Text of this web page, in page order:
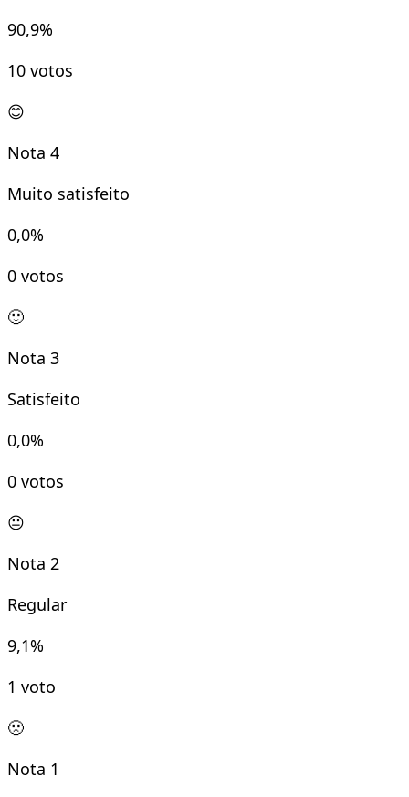
90,9%
10 votos
😊
Nota 4
Muito satisfeito
0,0%
0 votos
🙂
Nota 3
Satisfeito
0,0%
0 votos
😐
Nota 2
Regular
9,1%
1 voto
🙁
Nota 1